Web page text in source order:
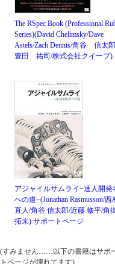
The RSpec Book (Professional
Series)(David Chelimsky/Dave
Astels/Zach Dennis/角谷 信太
豊田 祐司/株式会社クイープ)
アジャイルサムライ−達人開発
への道−(Jonathan Rasmusson/西
直人/角谷 信太郎/近藤 修平/角
拓未) サポートページ
(すみません……以下の書籍はサポ
トページが壊れてます)